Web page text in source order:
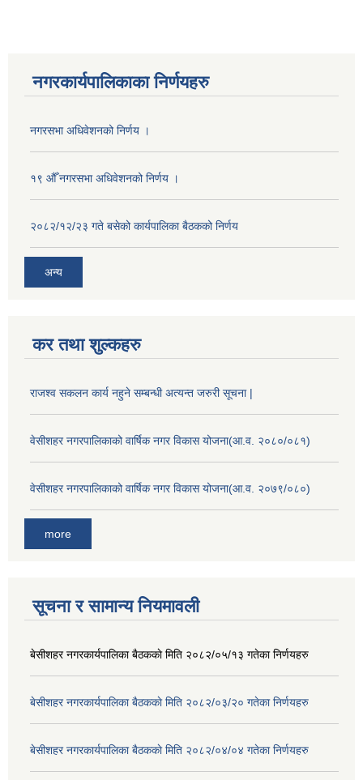
नगरकार्यपालिकाका निर्णयहरु
नगरसभा अधिवेशनको निर्णय ।
१९ औँ नगरसभा अधिवेशनको निर्णय ।
२०८२/१२/२३ गते बसेको कार्यपालिका बैठकको निर्णय
अन्य
कर तथा शुल्कहरु
राजश्व सकलन कार्य नहुने सम्बन्धी अत्यन्त जरुरी सूचना |
वेसीशहर नगरपालिकाको वार्षिक नगर विकास योजना(आ.व. २०८०/०८१)
वेसीशहर नगरपालिकाको वार्षिक नगर विकास योजना(आ.व. २०७९/०८०)
more
सूचना र सामान्य नियमावली
बे‍‍सीशहर नगरकार्यपालिका बैठककाे मिति २०८२/०५/१३ गतेका निर्णयहरु
बे‍‍सीशहर नगरकार्यपालिका बैठककाे मिति २०८२/०३/२० गतेका निर्णयहरु
बे‍‍सीशहर नगरकार्यपालिका बैठककाे मिति २०८२/०४/०४ गतेका निर्णयहरु